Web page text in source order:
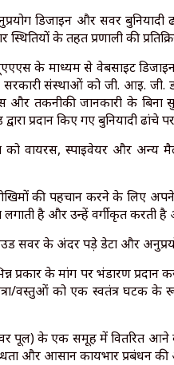
डिजाइन और सर्वर
के तहत प्रणाली की
माध्यम से वेबसाइट डिजाइन,
संस्थाओं को जी. आई.
और तकनीकी जानकारी के
प्रदान किए गए बुनियादी ढांचे
वायरस, स्पाइवेयर और अन्य
की पहचान करने के
है और उन्हें वर्गीकृत करती है
सर्वर के अंदर पड़े डेटा और
के मांग पर भंडारण प्रदान
वस्तुओं को एक स्वतंत्र घटक के
के एक समूह में वितरित आने
और आसान कार्यभार प्रबंधन